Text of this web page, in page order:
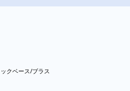
クベース/ブラス